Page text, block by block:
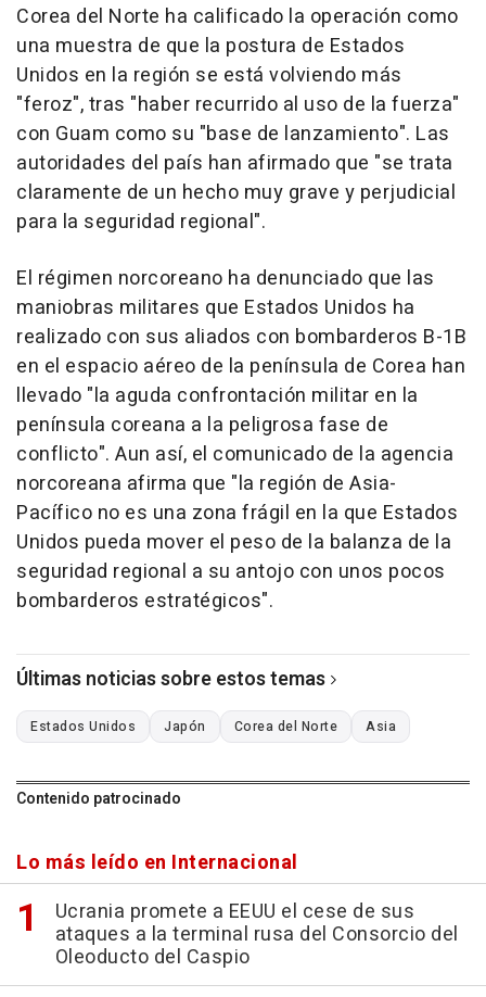
Corea del Norte ha calificado la operación como
una muestra de que la postura de Estados
Unidos en la región se está volviendo más
"feroz", tras "haber recurrido al uso de la fuerza"
con Guam como su "base de lanzamiento". Las
autoridades del país han afirmado que "se trata
claramente de un hecho muy grave y perjudicial
para la seguridad regional".
El régimen norcoreano ha denunciado que las
maniobras militares que Estados Unidos ha
realizado con sus aliados con bombarderos B-1B
en el espacio aéreo de la península de Corea han
llevado "la aguda confrontación militar en la
península coreana a la peligrosa fase de
conflicto". Aun así, el comunicado de la agencia
norcoreana afirma que "la región de Asia-
Pacífico no es una zona frágil en la que Estados
Unidos pueda mover el peso de la balanza de la
seguridad regional a su antojo con unos pocos
bombarderos estratégicos".
Últimas noticias sobre estos temas
Estados Unidos Japón Corea del Norte Asia
Contenido patrocinado
Lo más leído en Internacional
Ucrania promete a EEUU el cese de sus
ataques a la terminal rusa del Consorcio del
Oleoducto del Caspio